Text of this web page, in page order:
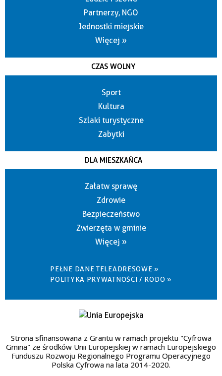
Partnerzy, NGO
Jednostki miejskie
Więcej »
CZAS WOLNY
Sport
Kultura
Szlaki turystyczne
Zabytki
DLA MIESZKAŃCA
Załatw sprawę
Zdrowie
Bezpieczeństwo
Zwierzęta w gminie
Więcej »
PEŁNE DANE TELEADRESOWE »
POLITYKA PRYWATNOŚCI / RODO »
Strona sfinansowana z Grantu w ramach projektu "Cyfrowa
Gmina" ze środków Unii Europejskiej w ramach Europejskiego
Funduszu Rozwoju Regionalnego Programu Operacyjnego
Polska Cyfrowa na lata 2014-2020.